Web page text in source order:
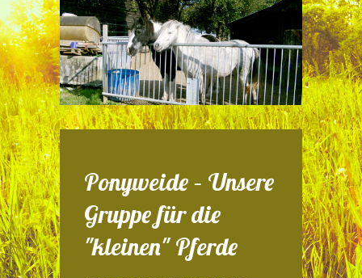
Ponyweide – Unsere
Gruppe für die
"kleinen" Pferde